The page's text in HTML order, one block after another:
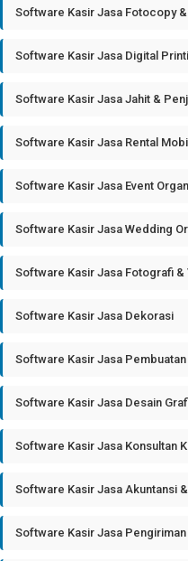
Software Kasir Jasa Fotocopy
Software Kasir Jasa Digital
Software Kasir Jasa Jahit &
Software Kasir Jasa Rental
Software Kasir Jasa Event
Software Kasir Jasa Wedding
Software Kasir Jasa Fotografi
Software Kasir Jasa Dekorasi
Software Kasir Jasa
Software Kasir Jasa Desain
Software Kasir Jasa Konsultan
Software Kasir Jasa Akuntansi
Software Kasir Jasa